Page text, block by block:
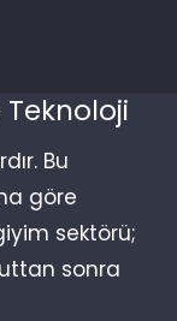
Teknoloji
Bu
göre
sektörü;
sonra